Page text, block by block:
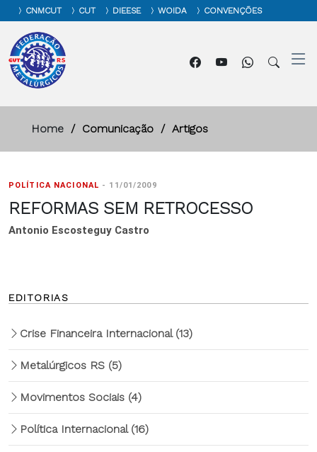
CNMCUT CUT DIEESE WOIDA CONVENÇÕES
Home Comunicação Artigos
POLÍTICA NACIONAL - 11/01/2009
REFORMAS SEM RETROCESSO
Antonio Escosteguy Castro
EDITORIAS
Crise Financeira Internacional (13)
Metalúrgicos RS (5)
Movimentos Sociais (4)
Política Internacional (16)